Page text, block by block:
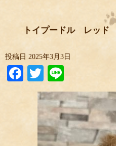
トイプードル レッ
投稿日 2025年3月3日
Facebook
Twitter